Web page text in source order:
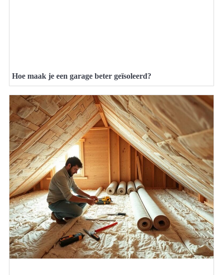
Hoe maak je een garage beter geïsoleerd?